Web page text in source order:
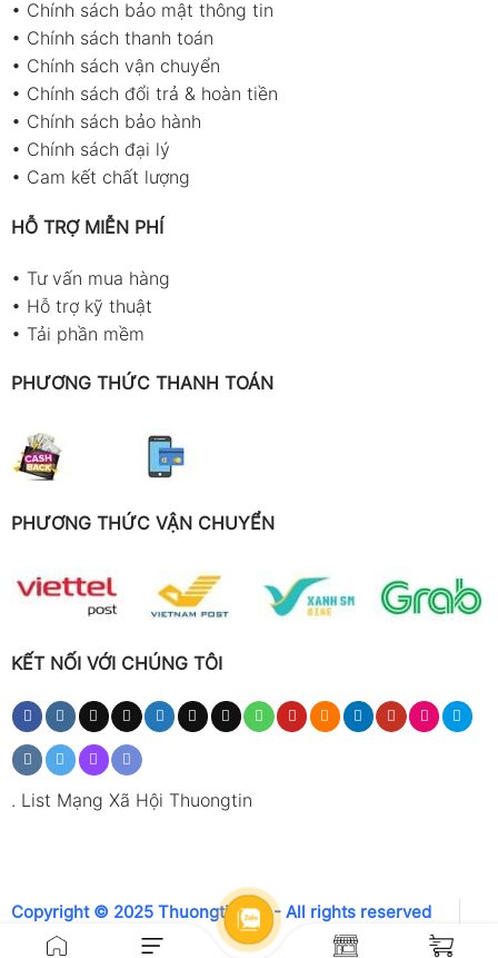
• Chính sách bảo mật thông tin
• Chính sách thanh toán
• Chính sách vận chuyển
• Chính sách đổi trả & hoàn tiền
• Chính sách bảo hành
• Chính sách đại lý
• Cam kết chất lượng
HỖ TRỢ MIỄN PHÍ
• Tư vấn mua hàng
• Hỗ trợ kỹ thuật
• Tải phần mềm
PHƯƠNG THỨC THANH TOÁN
PHƯƠNG THỨC VẬN CHUYỂN
KẾT NỐI VỚI CHÚNG TÔI
. List Mạng Xã Hội Thuongtin
Copyright © 2025 Thuongtin.net - All rights reserved